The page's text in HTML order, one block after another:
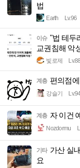
법
Earth Lv.96
이슈 "법 테두
교권침해 악
빛로제 Lv.88
계층 편의점
강슬기
계층 자 이건
Nozdormu
기타 가산 실
요